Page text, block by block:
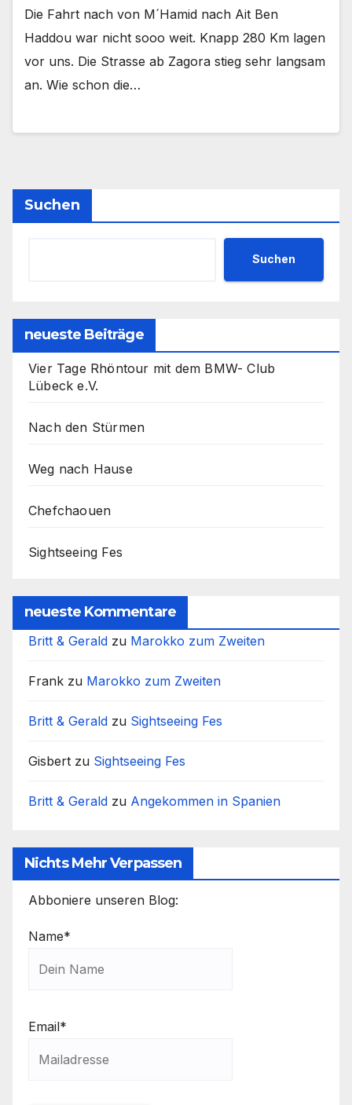
Die Fahrt nach von M´Hamid nach Ait Ben
Haddou war nicht sooo weit. Knapp 280 Km lagen
vor uns. Die Strasse ab Zagora stieg sehr langsam
an. Wie schon die…
Suchen
Suchen
neueste Beiträge
Vier Tage Rhöntour mit dem BMW- Club
Lübeck e.V.
Nach den Stürmen
Weg nach Hause
Chefchaouen
Sightseeing Fes
neueste Kommentare
Britt & Gerald zu Marokko zum Zweiten
Frank zu Marokko zum Zweiten
Britt & Gerald zu Sightseeing Fes
Gisbert zu Sightseeing Fes
Britt & Gerald zu Angekommen in Spanien
Nichts Mehr Verpassen
Abboniere unseren Blog:
Name*
Email*